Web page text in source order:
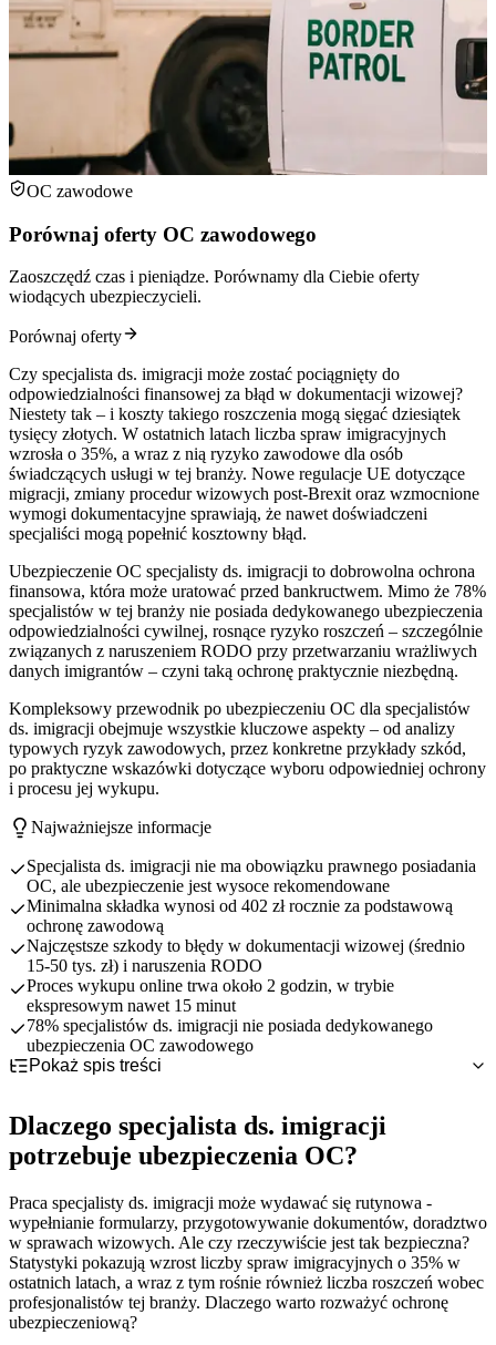
OC zawodowe
Porównaj oferty OC zawodowego
Zaoszczędź czas i pieniądze. Porównamy dla Ciebie oferty
wiodących ubezpieczycieli.
Porównaj oferty
Czy specjalista ds. imigracji może zostać pociągnięty do
odpowiedzialności finansowej za błąd w dokumentacji wizowej?
Niestety tak – i koszty takiego roszczenia mogą sięgać dziesiątek
tysięcy złotych. W ostatnich latach liczba spraw imigracyjnych
wzrosła o 35%, a wraz z nią ryzyko zawodowe dla osób
świadczących usługi w tej branży. Nowe regulacje UE dotyczące
migracji, zmiany procedur wizowych post-Brexit oraz wzmocnione
wymogi dokumentacyjne sprawiają, że nawet doświadczeni
specjaliści mogą popełnić kosztowny błąd.
Ubezpieczenie OC specjalisty ds. imigracji to dobrowolna ochrona
finansowa, która może uratować przed bankructwem. Mimo że 78%
specjalistów w tej branży nie posiada dedykowanego ubezpieczenia
odpowiedzialności cywilnej, rosnące ryzyko roszczeń – szczególnie
związanych z naruszeniem RODO przy przetwarzaniu wrażliwych
danych imigrantów – czyni taką ochronę praktycznie niezbędną.
Kompleksowy przewodnik po ubezpieczeniu OC dla specjalistów
ds. imigracji obejmuje wszystkie kluczowe aspekty – od analizy
typowych ryzyk zawodowych, przez konkretne przykłady szkód,
po praktyczne wskazówki dotyczące wyboru odpowiedniej ochrony
i procesu jej wykupu.
Najważniejsze informacje
Specjalista ds. imigracji nie ma obowiązku prawnego posiadania
OC, ale ubezpieczenie jest wysoce rekomendowane
Minimalna składka wynosi od 402 zł rocznie za podstawową
ochronę zawodową
Najczęstsze szkody to błędy w dokumentacji wizowej (średnio
15-50 tys. zł) i naruszenia RODO
Proces wykupu online trwa około 2 godzin, w trybie
ekspresowym nawet 15 minut
78% specjalistów ds. imigracji nie posiada dedykowanego
ubezpieczenia OC zawodowego
Pokaż spis treści
Specyfika pracy specjalisty ds. imigracji
Główne kategorie ryzyka zawodowego
Konsekwencje finansowe błędów zawodowych
OC obowiązkowe czy dobrowolne dla specjalisty ds.
imigracji?
Status prawny zawodu specjalisty ds. imigracji
Dlaczego warto rozważyć OC mimo braku obowiązku
Co obejmuje ubezpieczenie OC specjalisty ds. imigracji?
Rozszerzenia standardowe - 8 kluczowych obszarów ochrony
Rozszerzenia płatne - RODO i cyberbezpieczeństwo
przykłady szkód
Błędy w dokumentacji wizowej i aplikacjach
Naruszenia RODO w przetwarzaniu danych klientów
Błędy w doradztwie prawnym i interpretacji przepisów
Opóźnienia i terminy w procedurach imigracyjnych
Ile kosztuje OC dla specjalisty ds. imigracji?
Czynniki wpływające na wysokość składki
Orientacyjne przedziały cenowe
Porównanie koszt ubezpieczenia vs potencjalna szkoda
Jak i gdzie wykupić ubezpieczenie OC specjalisty ds.
imigracji?
Korzyści zakupu online vs tradycyjne kanały
Proces zakupu krok po kroku - 5 etapów
Wymagane dokumenty i informacje
Praktyczne wskazówki dla specjalisty ds. imigracji
Jak minimalizować ryzyko w codziennej pracy
Dobre praktyki dokumentacji i komunikacji
Dlaczego specjalista ds. imigracji
potrzebuje ubezpieczenia OC?
Praca specjalisty ds. imigracji może wydawać się rutynowa -
wypełnianie formularzy, przygotowywanie dokumentów, doradztwo
w sprawach wizowych. Ale czy rzeczywiście jest tak bezpieczna?
Statystyki pokazują wzrost liczby spraw imigracyjnych o 35% w
ostatnich latach, a wraz z tym rośnie również liczba roszczeń wobec
profesjonalistów tej branży. Dlaczego warto rozważyć ochronę
ubezpieczeniową?